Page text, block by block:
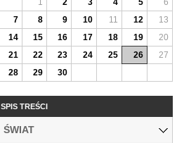
7
8 9 10 11 12
13
14
15 16 17 18 19
20
21
22 23 24 25 26
27
28
29 30
SPIS TREŚCI
ŚWIAT